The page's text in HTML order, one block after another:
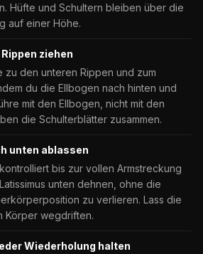
Hüfte und Schultern bleiben über die
auf einer Höhe.
ziehen
zu den unteren Rippen und zum
du die Ellbogen nach hinten und
mit den Ellbogen, nicht mit den
die Schulterblätter zusammen.
unten ablassen
bis zur vollen Armstreckung
unten dehnen, ohne die
zu verlieren. Lass die
Körper wegdriften.
Wiederholung halten